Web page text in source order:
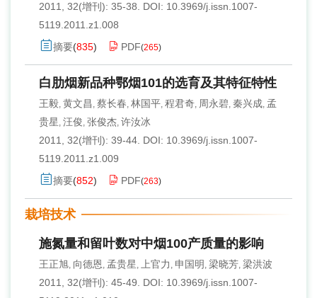
2011, 32(增刊): 35-38.
DOI: 10.3969/j.issn.1007-
5119.2011.z1.008
摘要(835) PDF(265)
白肋烟新品种鄂烟101的选育及其特征特性
王毅, 黄文昌 , 蔡长春, 林国平, 程君奇, 周永碧, 秦兴成, 孟
贵星, 汪俊, 张俊杰, 许汝冰
2011, 32(增刊): 39-44. DOI: 10.3969/j.issn.1007-
5119.2011.z1.009
摘要(852) PDF(263)
栽培技术
施氮量和留叶数对中烟100产质量的影响
王正旭, 向德恩 , 孟贵星, 上官力 , 申国明 , 梁晓芳, 梁洪波
2011, 32(增刊): 45-49.
DOI: 10.3969/j.issn.1007-